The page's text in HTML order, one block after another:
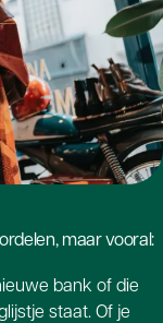
maar vooral:
bank of die
staat. Of je